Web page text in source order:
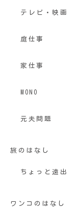
テレビ・映画
庭仕事
家仕事
MONO
元夫問題
旅のはなし
ちょっと遠出
ワンコのはなし